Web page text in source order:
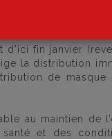
que depuis
d’ici fin janvier
la distribution
de
au maintien de
et des